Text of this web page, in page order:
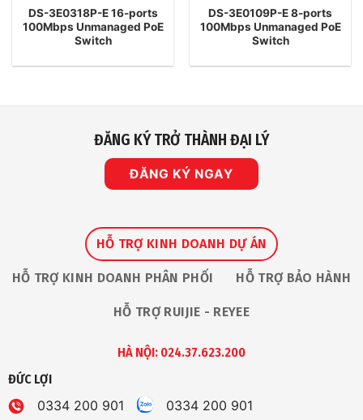
DS-3E0318P-E 16-ports
100Mbps Unmanaged PoE
Switch
DS-3E0109P-E 8-ports
100Mbps Unmanaged PoE
Switch
ĐĂNG KÝ TRỞ THÀNH ĐẠI LÝ
ĐĂNG KÝ NGAY
HỖ TRỢ KINH DOANH DỰ ÁN
HỖ TRỢ KINH DOANH PHÂN PHỐI HỖ TRỢ BẢO HÀNH
HỖ TRỢ RUIJIE - REYEE
HÀ NỘI: 024.37.623.200
ĐỨC LỢI
0334 200 901
0334 200 901